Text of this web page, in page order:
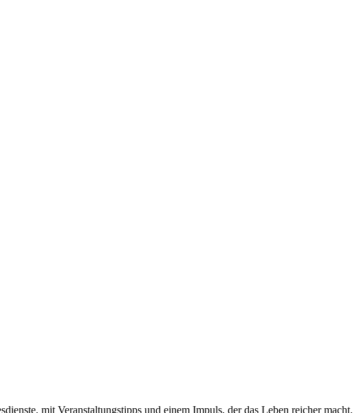
mit Veranstaltungstipps und einem Impuls, der das Leben reicher macht.